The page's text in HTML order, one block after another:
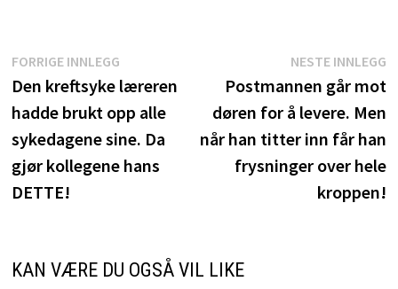
Innleggsnavigasjon
FORRIGE INNLEGGForrige
innlegg:
Den kreftsyke læreren
hadde brukt opp alle
sykedagene sine. Da
gjør kollegene hans
DETTE!
NESTE INNLEGG
Postmannen går mot
døren for å levere. Men
når han titter inn får han
frysninger over hele
kroppen!
KAN VÆRE DU OGSÅ VIL LIKE